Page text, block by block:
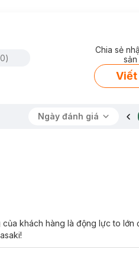
0)
Chia sẻ
Viết
Ngày đánh giá
khách hàng là động lực to lớn